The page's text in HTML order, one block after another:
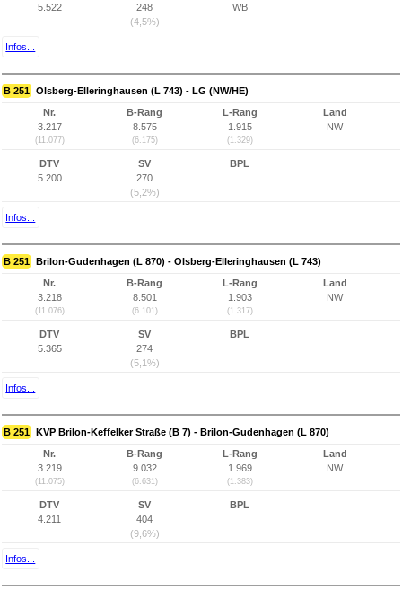
5.522
248
(4,5%)
WB
Infos...
B 251 Olsberg-Elleringhausen (L 743) - LG (NW/HE)
Nr.
3.217
(11.077)
B-Rang
8.575
(6.175)
L-Rang
1.915
(1.329)
Land
NW
DTV
5.200
SV
270
(5,2%)
BPL
Infos...
B 251 Brilon-Gudenhagen (L 870) - Olsberg-Elleringhausen (L 743)
Nr.
3.218
(11.076)
B-Rang
8.501
(6.101)
L-Rang
1.903
(1.317)
Land
NW
DTV
5.365
SV
274
(5,1%)
BPL
Infos...
B 251 KVP Brilon-Keffelker Straße (B 7) - Brilon-Gudenhagen (L 870)
Nr.
3.219
(11.075)
B-Rang
9.032
(6.631)
L-Rang
1.969
(1.383)
Land
NW
DTV
4.211
SV
404
(9,6%)
BPL
Infos...